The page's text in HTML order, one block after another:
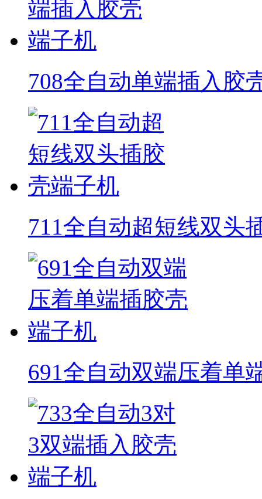
708全自动单端插入胶
711全自动超短线双头
691全自动双端压着单